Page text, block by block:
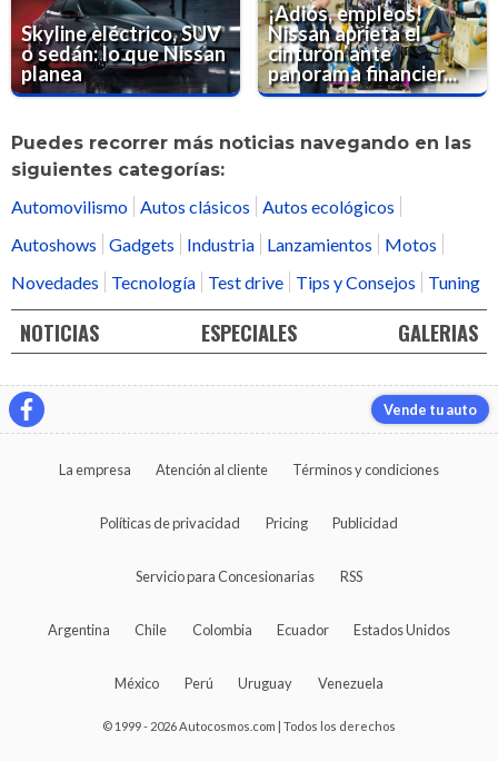
Skyline eléctrico, SUV
o sedán: lo que Nissan
planea
¡Adiós, empleos!
Nissan aprieta el
cinturón ante
panorama financier...
Puedes recorrer más noticias navegando en las
siguientes categorías:
Automovilismo Autos clásicos
Autos ecológicos
Autoshows
Gadgets Industria Lanzamientos
Motos
Novedades
Tecnología Test drive Tips y Consejos Tuning
NOTICIAS ESPECIALES GALERIAS
Vende tu auto
La empresa Atención al cliente Términos y condiciones
Políticas de privacidad Pricing Publicidad
Servicio para Concesionarias RSS
Argentina Chile Colombia Ecuador Estados Unidos
México Perú Uruguay Venezuela
© 1999 - 2026 Autocosmos.com | Todos los derechos